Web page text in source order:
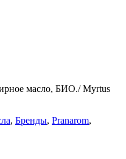
масло, БИО./ Myrtus
, Бренды, Pranarom,